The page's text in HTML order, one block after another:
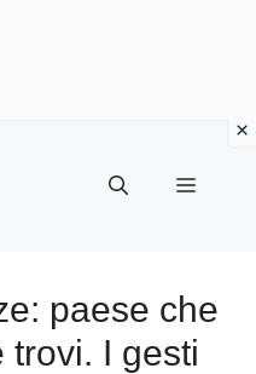
Menu
paese che
trovi. I gesti